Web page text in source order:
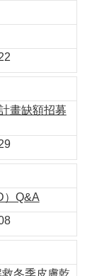
畫缺額招募
）Q&A
冬季皮膚乾